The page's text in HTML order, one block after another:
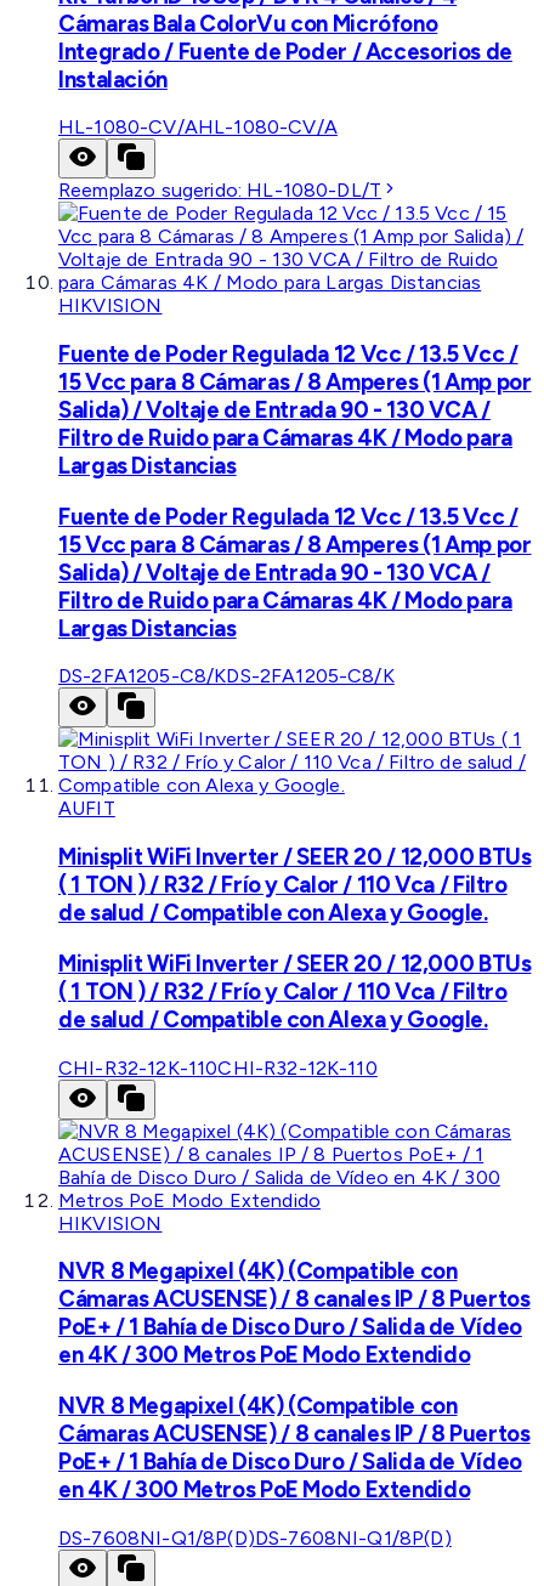
Cámaras Bala ColorVu con Micrófono
Integrado / Fuente de Poder / Accesorios de
Instalación
HL-1080-CV/AHL-1080-CV/A
Reemplazo sugerido: HL-1080-DL/T
HIKVISION
Fuente de Poder Regulada 12 Vcc / 13.5 Vcc /
15 Vcc para 8 Cámaras / 8 Amperes (1 Amp por
Salida) / Voltaje de Entrada 90 - 130 VCA /
Filtro de Ruido para Cámaras 4K / Modo para
Largas Distancias
Fuente de Poder Regulada 12 Vcc / 13.5 Vcc /
15 Vcc para 8 Cámaras / 8 Amperes (1 Amp por
Salida) / Voltaje de Entrada 90 - 130 VCA /
Filtro de Ruido para Cámaras 4K / Modo para
Largas Distancias
DS-2FA1205-C8/KDS-2FA1205-C8/K
AUFIT
Minisplit WiFi Inverter / SEER 20 / 12,000 BTUs
( 1 TON ) / R32 / Frío y Calor / 110 Vca / Filtro
de salud / Compatible con Alexa y Google.
Minisplit WiFi Inverter / SEER 20 / 12,000 BTUs
( 1 TON ) / R32 / Frío y Calor / 110 Vca / Filtro
de salud / Compatible con Alexa y Google.
CHI-R32-12K-110CHI-R32-12K-110
HIKVISION
NVR 8 Megapixel (4K) (Compatible con
Cámaras ACUSENSE) / 8 canales IP / 8 Puertos
PoE+ / 1 Bahía de Disco Duro / Salida de Vídeo
en 4K / 300 Metros PoE Modo Extendido
NVR 8 Megapixel (4K) (Compatible con
Cámaras ACUSENSE) / 8 canales IP / 8 Puertos
PoE+ / 1 Bahía de Disco Duro / Salida de Vídeo
en 4K / 300 Metros PoE Modo Extendido
DS-7608NI-Q1/8P(D)DS-7608NI-Q1/8P(D)